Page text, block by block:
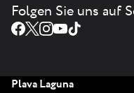
Folgen Sie uns auf
Plava Laguna